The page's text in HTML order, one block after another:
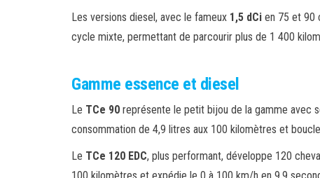
Les versions diesel, avec le fameux 1,5 dCi en 75 et 90
cycle mixte, permettant de parcourir plus de 1 400
Gamme essence et diesel
Le TCe 90 représente le petit bijou de la gamme avec
consommation de 4,9 litres aux 100 kilomètres et
Le TCe 120 EDC, plus performant, développe 120